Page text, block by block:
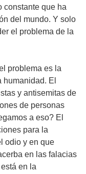
constante que ha
del mundo. Y solo
el problema de la
problema es la
El
y antisemitas de
de personas
a eso? El
para la
odio y en que
en las falacias
en la